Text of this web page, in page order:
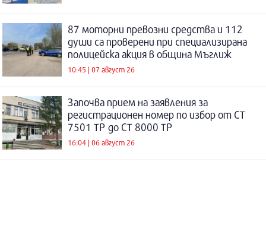
87 моторни превозни средства и 112
души са проверени при специализирана
полицейска акция в община Мъглиж
10:45 | 07 август 26
Започва прием на заявления за
регистрационен номер по избор от СТ
7501 ТР до СТ 8000 ТР
16:04 | 06 август 26